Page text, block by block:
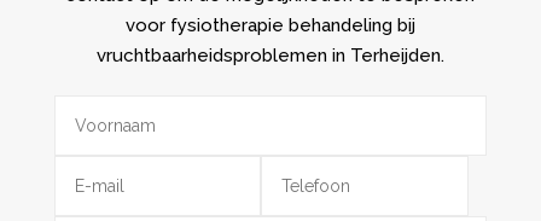
voor fysiotherapie behandeling bij
vruchtbaarheidsproblemen in Terheijden.